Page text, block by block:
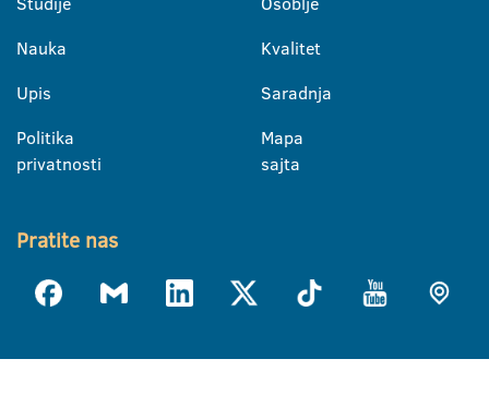
Nauka
Upis
Politika
privatnosti
Kvalitet
Saradnja
Mapa
sajta
Pratite nas